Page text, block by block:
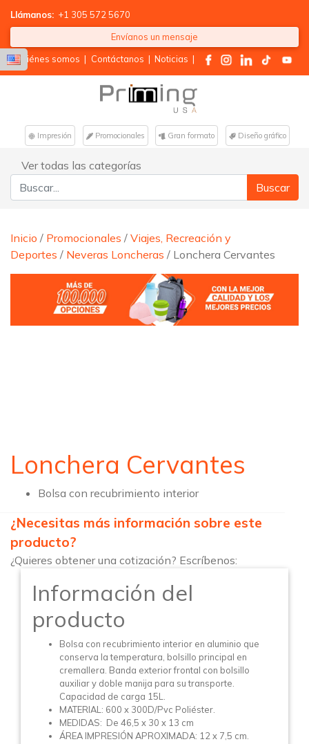
Llámanos: +1 305 572 5670
Envíanos un mensaje
Quiénes somos | Contáctanos | Noticias |
Impresión Promocionales Gran formato Diseño gráfico
Ver todas las categorías
Buscar:
Inicio / Promocionales / Viajes, Recreación y
Deportes / Neveras Loncheras / Lonchera Cervantes
Lonchera Cervantes
Bolsa con recubrimiento interior
¿Necesitas más información sobre este
producto?
¿Quieres obtener una cotización? Escríbenos:
Información del
producto
Bolsa con recubrimiento interior en aluminio que
conserva la temperatura, bolsillo principal en
cremallera. Banda exterior frontal con bolsillo
auxiliar y doble manija para su transporte.
Capacidad de carga 15L.
MATERIAL: 600 x 300D/Pvc Poliéster.
MEDIDAS: De 46,5 x 30 x 13 cm
ÁREA IMPRESIÓN APROXIMADA: 12 x 7,5 cm.